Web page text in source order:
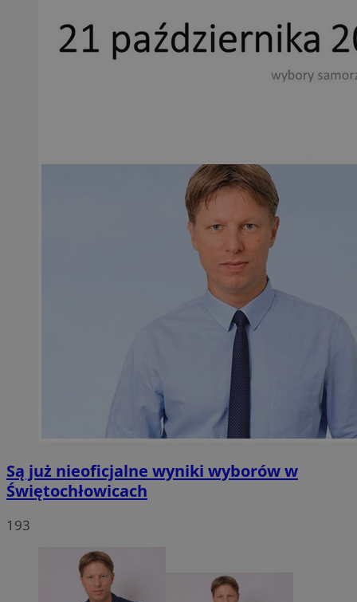
Są już nieoficjalne wyniki wyborów w
Świętochłowicach
193